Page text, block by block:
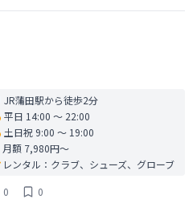
JR蒲田駅から徒歩2分
平日 14:00 〜 22:00
土日祝 9:00 〜 19:00
月額 7,980円〜
レンタル： クラブ、シューズ、グローブ
0
0